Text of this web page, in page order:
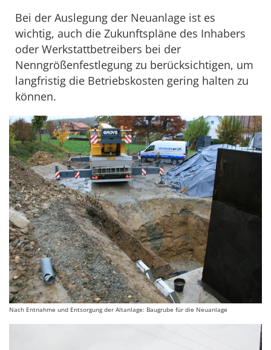
Bei der Auslegung der Neuanlage ist es
wichtig, auch die Zukunftspläne des Inhabers
oder Werkstattbetreibers bei der
Nenngrößenfestlegung zu berücksichtigen, um
langfristig die Betriebskosten gering halten zu
können.
Nach Entnahme und Entsorgung der Altanlage: Baugrube für die Neuanlage